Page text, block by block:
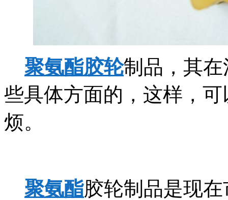
聚氨酯胶轮制品，其
些具体方面的，这样，
烦。
聚氨酯胶轮制品是现